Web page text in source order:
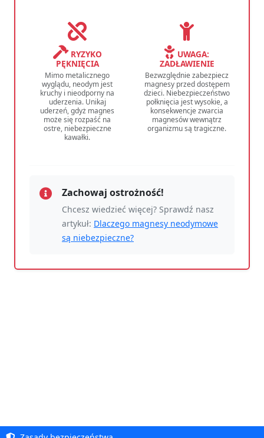
RYZYKO
PĘKNIĘCIA
Mimo metalicznego
wyglądu, neodym jest
kruchy i nieodporny na
uderzenia. Unikaj
uderzeń, gdyż magnes
może się rozpaść na
ostre, niebezpieczne
kawałki.
UWAGA:
ZADŁAWIENIE
Bezwzględnie zabezpiecz
magnesy przed dostępem
dzieci. Niebezpieczeństwo
połknięcia jest wysokie, a
konsekwencje zwarcia
magnesów wewnątrz
organizmu są tragiczne.
Zachowaj ostrożność!
Chcesz wiedzieć więcej? Sprawdź nasz
artykuł: Dlaczego magnesy neodymowe
są niebezpieczne?